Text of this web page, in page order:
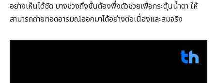
อย่างเห็นได้ชัด บางช่วงถึงขั้นต้องพึ่งตัวช่วยเพื่อกระตุ้นน้ำตา ให้
สามารถถ่ายทอดอารมณ์ออกมาได้อย่างต่อเนื่องและสมจริง